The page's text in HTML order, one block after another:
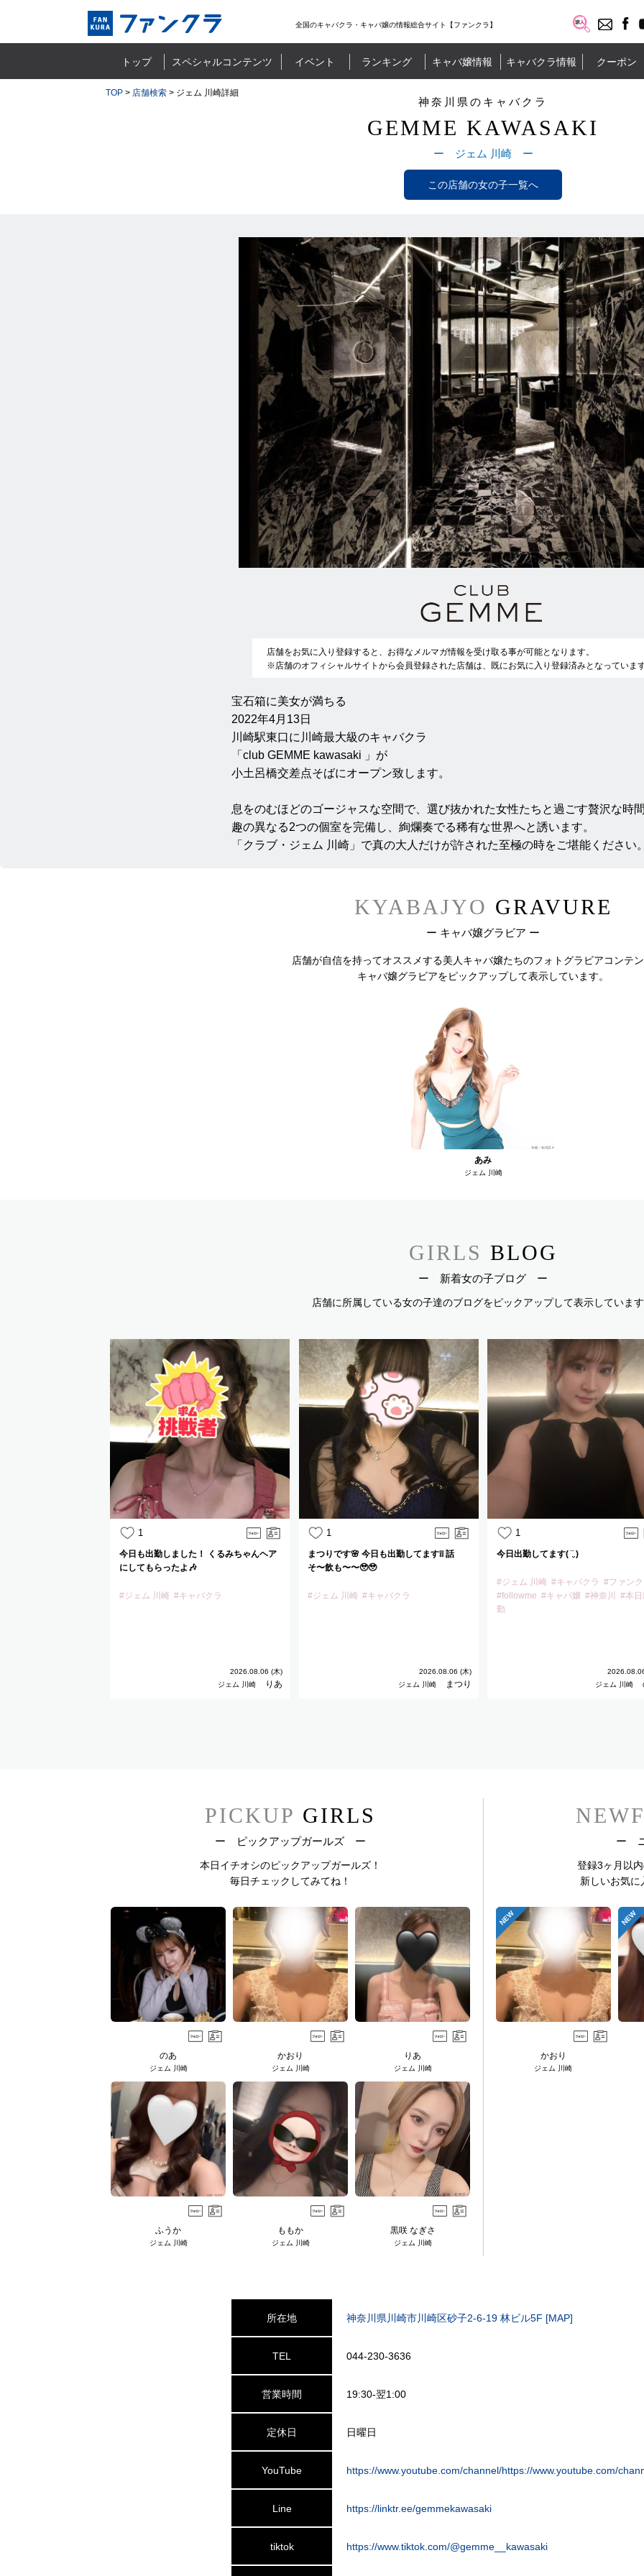
全国のキャバクラ・キャバ嬢の情報総合サイト【ファンクラ】
トップ スペシャルコンテンツ イベント ランキング キャバ嬢情報 キャバクラ情報 クーポン
TOP > 店舗検索 > ジェム 川崎詳細
神奈川県のキャバクラ
GEMME KAWASAKI
ー ジェム 川崎 ー
この店舗の女の子一覧へ
店舗をお気に入り登録すると、お得なメルマガ情報を受け取る事が可能となります。
※店舗のオフィシャルサイトから会員登録された店舗は、既にお気に入り登録済みとなっています
宝石箱に美女が満ちる
2022年4月13日
川崎駅東口に川崎最大級のキャバクラ
「club GEMME kawasaki 」が
小土呂橋交差点そばにオープン致します。
息をのむほどのゴージャスな空間で、選び抜かれた女性たちと過ごす贅沢な時間
趣の異なる2つの個室を完備し、絢爛奏でる稀有な世界へと誘います。
「クラブ・ジェム 川崎」で真の大人だけが許された至極の時をご堪能ください。
KYABAJYO GRAVURE
ー キャバ嬢グラビア ー
店舗が自信を持ってオススメする美人キャバ嬢たちのフォトグラビアコンテン
キャバ嬢グラビアをピックアップして表示しています。
あみ
ジェム 川崎
GIRLS BLOG
ー 新着女の子ブログ ー
店舗に所属している女の子達のブログをピックアップして表示しています
1
今日も出勤しました！ くるみちゃんヘア
にしてもらったよ🎶
#ジェム 川崎 #キャバクラ
2026.08.06 (木)
ジェム 川崎
りあ
1
まつりです🌸 今日も出勤してます❕❕ 話
そ〜飲も〜〜🥹🥹
#ジェム 川崎 #キャバクラ
2026.08.06 (木)
ジェム 川崎
まつり
1
今日出勤してます( ¨̮ )
#ジェム 川崎 #キャバクラ #ファンク
#followme #キャバ嬢 #神奈川
#本日
勤
ジェム 川崎
PICKUP GIRLS
ー ピックアップガールズ ー
本日イチオシのピックアップガールズ！
毎日チェックしてみてね！
のあ
ジェム 川崎
かおり
ジェム 川崎
りあ
ジェム 川崎
ふうか
ジェム 川崎
ももか
ジェム 川崎
黒咲 なぎさ
ジェム 川崎
ー
登録3ヶ月以
新しいお気に
NEW
かおり
ジェム 川崎
NEW
所在地 神奈川県川崎市川崎区砂子2-6-19 林ビル5F [MAP]
TEL 044-230-3636
営業時間 19:30-翌1:00
定休日 日曜日
YouTube https://www.youtube.com/channel/https://www.youtube.com/
Line https://linktr.ee/gemmekawasaki
tiktok https://www.tiktok.com/@gemme__kawasaki